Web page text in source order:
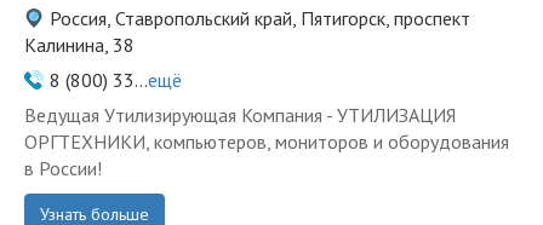
Россия, Ставропольский край, Пятигорск, проспект
Калинина, 38
8 (800) 33...ещё
Ведущая Утилизирующая Компания - УТИЛИЗАЦИЯ
ОРГТЕХНИКИ, компьютеров, мониторов и оборудования
в России!
Узнать больше